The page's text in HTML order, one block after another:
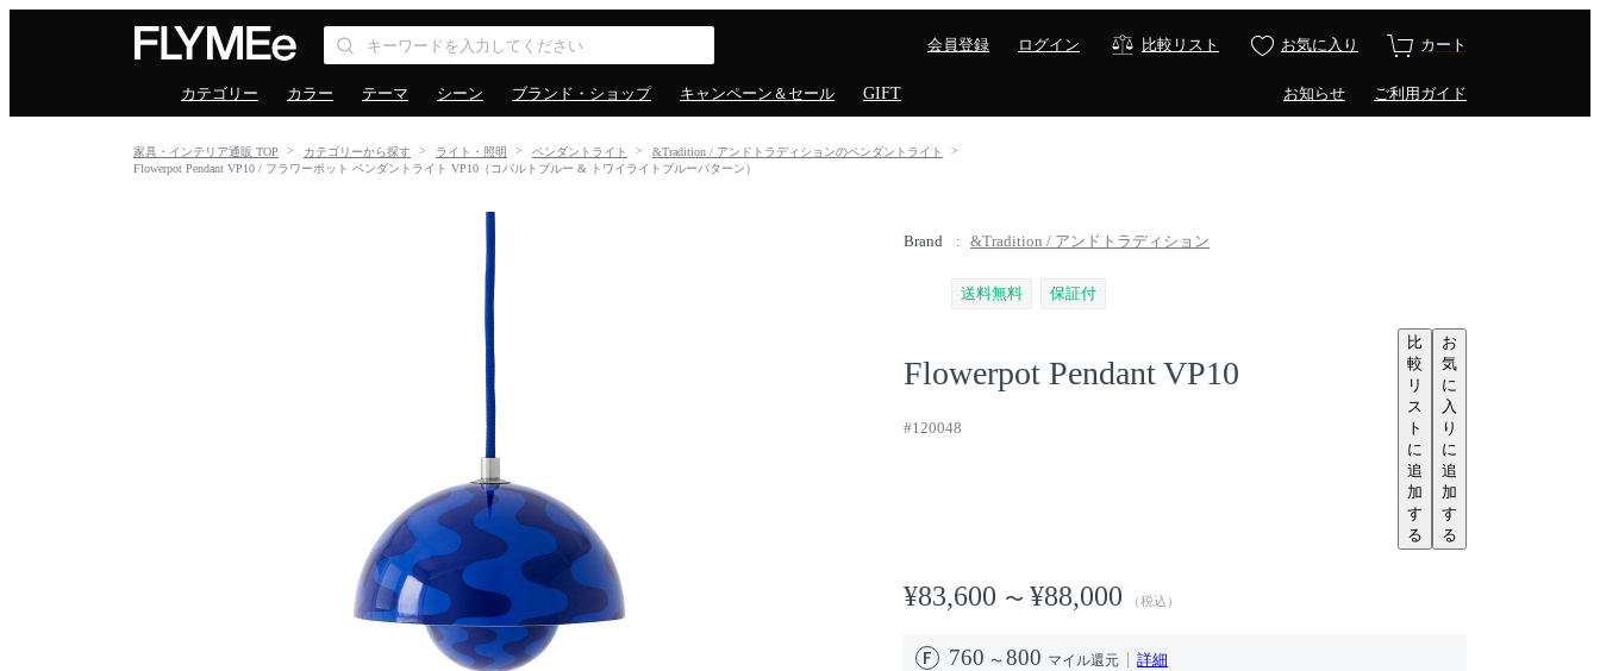
会員登録 ログイン 比較リスト お気に入り カート
カテゴリー カラー テーマ シーン ブランド・ショップ キャンペーン＆セール GIFT お知らせ ご利用ガイド
家具・インテリア通販 TOP カテゴリーから探す ライト・照明 ペンダントライト
&Tradition / アンドトラディションのペンダントライト
Flowerpot Pendant VP10 / フラワーポット ペンダントライト VP10（コバルトブルー & トワイライトブルーパターン）
Brand &Tradition / アンドトラディション
送料無料 保証付
Flowerpot Pendant VP10
#120048
比
較
リ
ス
ト
に
追
加
す
る
お
気
に
入
り
に
追
加
す
る
¥83,600 ¥88,000 （税込）
760 800 マイル還元 詳細